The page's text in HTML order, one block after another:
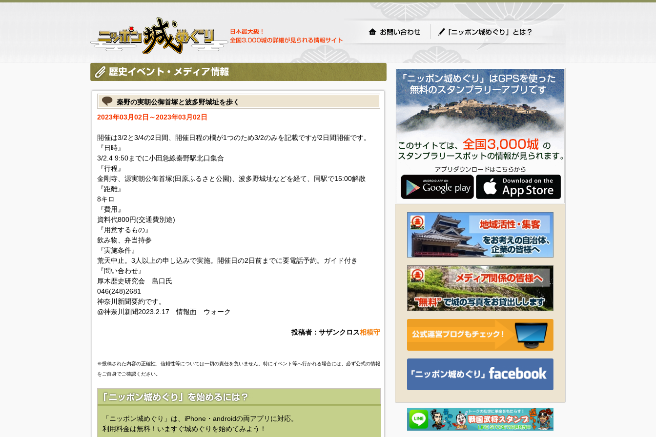
秦野の実朝公御首塚と波多野城址を歩く
2023年03月02日～2023年03月02日
開催は3/2と3/4の2日間、開催日程の欄が1つのため3/2のみを記載ですが2日間開催です。
『日時』
3/2.4 9:50までに小田急線秦野駅北口集合
『行程』
金剛寺、源実朝公御首塚(田原ふるさと公園)、波多野城址などを経て、同駅で15:00解散
『距離』
8キロ
『費用』
資料代800円(交通費別途)
『用意するもの』
飲み物、弁当持参
『実施条件』
荒天中止。3人以上の申し込みで実施。開催日の2日前までに要電話予約。ガイド付き
『問い合わせ』
厚木歴史研究会 島口氏
046(248)2681
神奈川新聞要約です。
@神奈川新聞2023.2.17 情報面 ウォーク
投稿者：サザンクロス相模守
※投稿された内容の正確性、信頼性等については一切の責任を負いません。特にイベント等へ行かれる場合には、必ず公式の情報
をご自身でご確認ください。
「ニッポン城めぐり」は、iPhone・androidの両アプリに対応。
利用料金は無料！いますぐ城めぐりを始めてみよう！